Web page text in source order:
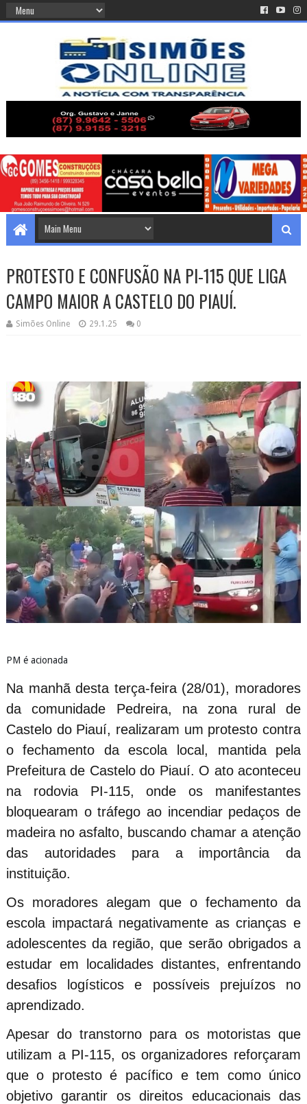
PROTESTO E CONFUSÃO NA PI-115 QUE LIGA
CAMPO MAIOR A CASTELO DO PIAUÍ.
Simões Online 29.1.25 0
PM é acionada
Na manhã desta terça-feira (28/01), moradores
da comunidade Pedreira, na zona rural de
Castelo do Piauí, realizaram um protesto contra
o fechamento da escola local, mantida pela
Prefeitura de Castelo do Piauí. O ato aconteceu
na rodovia PI-115, onde os manifestantes
bloquearam o tráfego ao incendiar pedaços de
madeira no asfalto, buscando chamar a atenção
das autoridades para a importância da
instituição.
Os moradores alegam que o fechamento da
escola impactará negativamente as crianças e
adolescentes da região, que serão obrigados a
estudar em localidades distantes, enfrentando
desafios logísticos e possíveis prejuízos no
aprendizado.
Apesar do transtorno para os motoristas que
utilizam a PI-115, os organizadores reforçaram
que o protesto é pacífico e tem como único
objetivo garantir os direitos educacionais das